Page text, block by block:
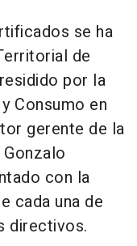
se ha
de
por la
Consumo en
gerente de la
con la
cada una de
directivos.